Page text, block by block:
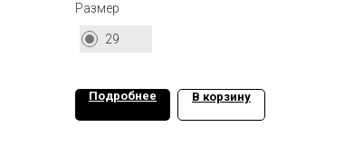
Размер
29
Подробнее В корзину